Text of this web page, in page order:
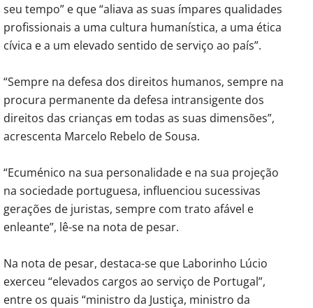
seu tempo” e que “aliava as suas ímpares qualidades
profissionais a uma cultura humanística, a uma ética
cívica e a um elevado sentido de serviço ao país”.
“Sempre na defesa dos direitos humanos, sempre na
procura permanente da defesa intransigente dos
direitos das crianças em todas as suas dimensões”,
acrescenta Marcelo Rebelo de Sousa.
“Ecuménico na sua personalidade e na sua projeção
na sociedade portuguesa, influenciou sucessivas
gerações de juristas, sempre com trato afável e
enleante”, lê-se na nota de pesar.
Na nota de pesar, destaca-se que Laborinho Lúcio
exerceu “elevados cargos ao serviço de Portugal”,
entre os quais “ministro da Justiça, ministro da